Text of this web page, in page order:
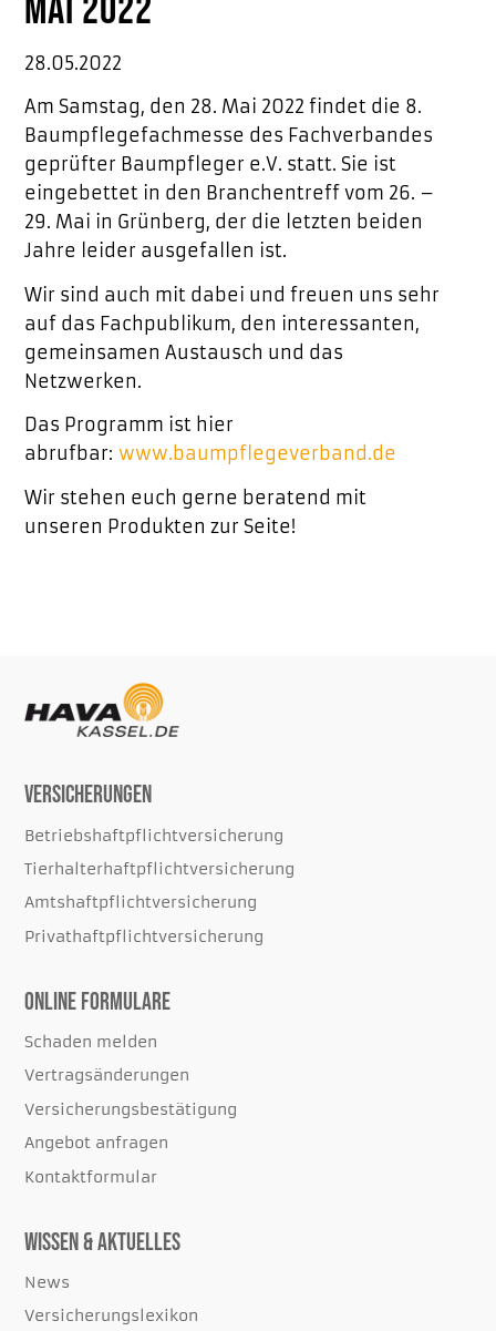
Mai 2022
28.05.2022
Am Samstag, den 28. Mai 2022 findet die 8.
Baumpflegefachmesse des Fachverbandes
geprüfter Baumpfleger e.V. statt. Sie ist
eingebettet in den Branchentreff vom 26. –
29. Mai in Grünberg, der die letzten beiden
Jahre leider ausgefallen ist.
Wir sind auch mit dabei und freuen uns sehr
auf das Fachpublikum, den interessanten,
gemeinsamen Austausch und das
Netzwerken.
Das Programm ist hier
abrufbar:www.baumpflegeverband.de
Wir stehen euch gerne beratend mit
unseren Produkten zur Seite!
Versicherungen
Betriebshaftpflichtversicherung
Tierhalterhaftpflichtversicherung
Amtshaftpflichtversicherung
Privathaftpflichtversicherung
Online Formulare
Schaden melden
Vertragsänderungen
Versicherungsbestätigung
Angebot anfragen
Kontaktformular
Wissen & Aktuelles
News
Versicherungslexikon